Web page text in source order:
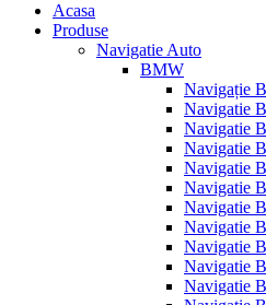
Acasa
Produse
Navigatie Auto
BMW
Navigație
Navigatie
Navigatie
Navigatie
Navigatie
Navigatie
Navigatie
Navigatie
Navigatie
Navigatie
Navigatie